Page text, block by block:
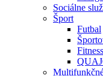
Sociálne
Šport
Futbal
Fitness